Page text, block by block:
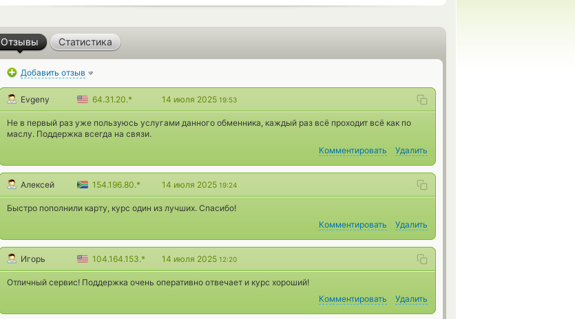
Отзывы Статистика
Добавить отзыв
Evgeny 64.31.20.* 14 июля 2025 19:53
Не в первый раз уже пользуюсь услугами данного обменника, каждый раз всё проходит всё как по
маслу. Поддержка всегда на связи.
Комментировать
Удалить
Алексей 154.196.80.* 14 июля 2025 19:24
Быстро пополнили карту, курс один из лучших. Спасибо!
Комментировать
Удалить
Игорь 104.164.153.* 14 июля 2025 12:20
Отличный сервис! Поддержка очень оперативно отвечает и курс хороший!
Комментировать
Удалить